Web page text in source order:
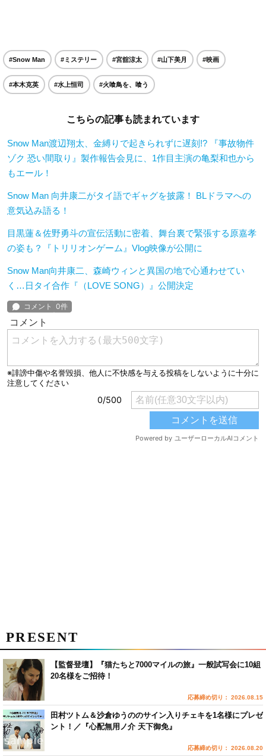
#Snow Man #ミステリー #宮舘涼太 #山下美月 #映画
#本木克英 #水上恒司 #火喰鳥を、喰う
こちらの記事も読まれています
Snow Man渡辺翔太、金縛りで起きられずに遅刻!? 『事故物件
ゾク 恐い間取り』製作報告会見に、1作目主演の亀梨和也から
もエール！
Snow Man 向井康二がタイ語でギャグを披露！ BLドラマへの
意気込み語る！
目黒蓮＆佐野勇斗の宣伝活動に密着、舞台裏で緊張する原嘉孝
の姿も？『トリリオンゲーム』Vlog映像が公開に
Snow Man向井康二、森崎ウィンと異国の地で心通わせてい
く…日タイ合作『（LOVE SONG）』公開決定
PRESENT
【監督登壇】『猫たちと7000マイルの旅』一般試写会に10組
20名様をご招待！
応募締め切り： 2026.08.15
田村ツトム＆沙倉ゆうののサイン入りチェキを1名様にプレゼ
ント！／『心配無用ノ介 天下御免』
応募締め切り： 2026.08.20